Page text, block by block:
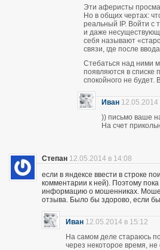
Эти аферисты
Но в общих чертах:
реальный IP. Войти
и даже
себя называют
связи, где после
Стебаться над ними
появляются в списке
спокойного не
Иван 12.05.2014
)) письмо ваше
На счет
Степан 12.05.2014 в 14:08
если в яндексе ввести в строке
комментарии к ней). Поэтому
информацию о мошенниках.
отзыва. Было бы здорово, если
Иван 12.05.2014 в 15:12
На самом деле стараюсь
через некоторое время, не